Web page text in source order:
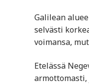
Galilean
selvästi
voimansa,
Etelässä